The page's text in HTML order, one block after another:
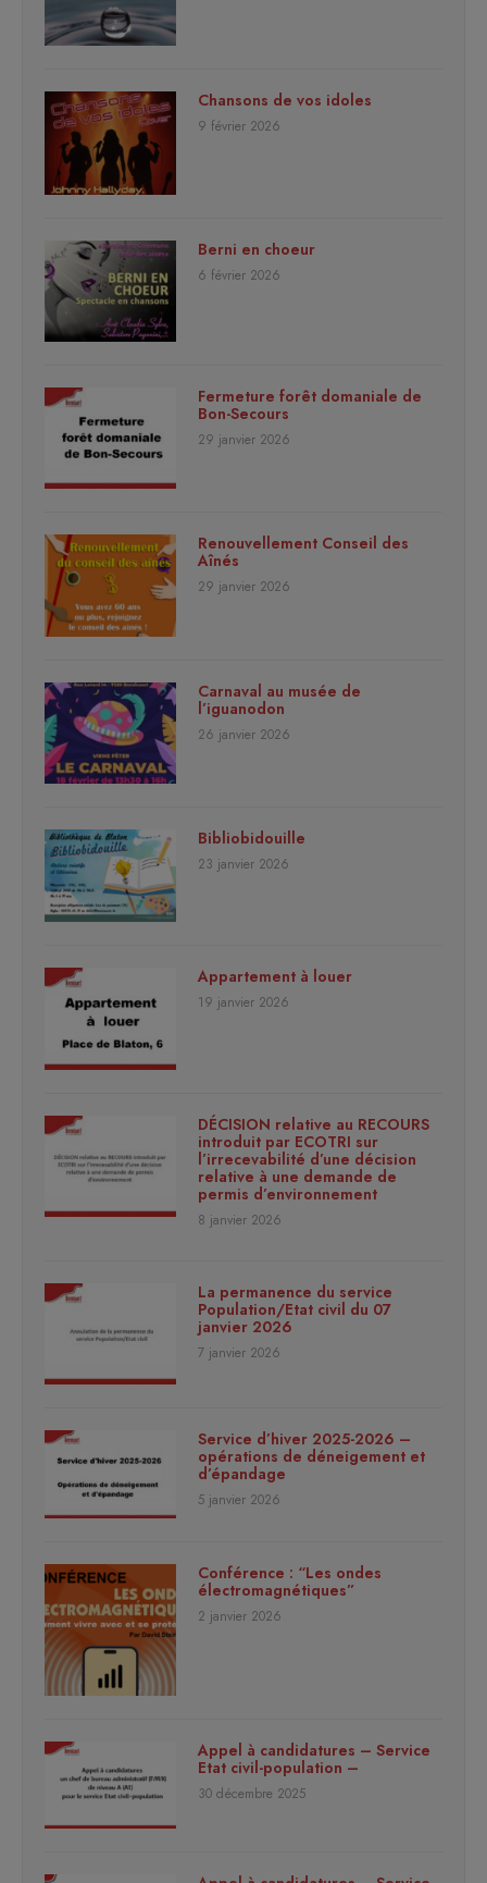
Chansons de vos idoles
9 février 2026
Berni en choeur
6 février 2026
Fermeture forêt domaniale de
Bon-Secours
29 janvier 2026
Renouvellement Conseil des
Aînés
29 janvier 2026
Carnaval au musée de
l’iguanodon
26 janvier 2026
Bibliobidouille
23 janvier 2026
Appartement à louer
19 janvier 2026
DÉCISION relative au RECOURS
introduit par ECOTRI sur
l’irrecevabilité d’une décision
relative à une demande de
permis d’environnement
8 janvier 2026
La permanence du service
Population/Etat civil du 07
janvier 2026
7 janvier 2026
Service d’hiver 2025-2026 –
opérations de déneigement et
d’épandage
5 janvier 2026
Conférence : “Les ondes
électromagnétiques”
2 janvier 2026
Appel à candidatures – Service
Etat civil-population –
30 décembre 2025